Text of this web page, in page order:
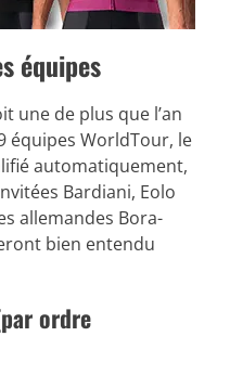
équipes
une de plus que l’an
équipes WorldTour, le
automatiquement,
Bardiani, Eolo
allemandes Bora-
bien entendu
ordre